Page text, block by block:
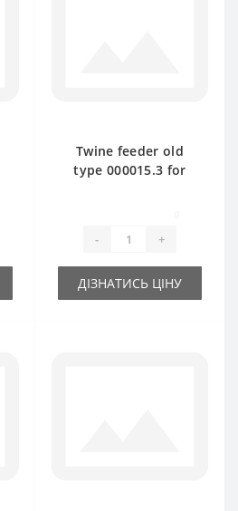
Twine feeder old
type 000015.3 for
- +
ДІЗНАТИСЬ ЦІНУ